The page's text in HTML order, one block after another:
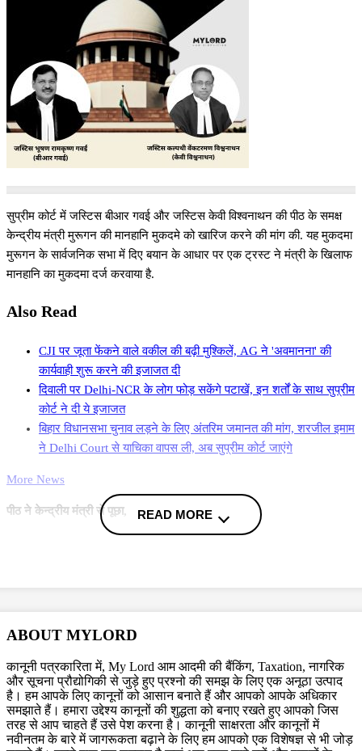
सुप्रीम कोर्ट में जस्टिस बीआर गवई और जस्टिस केवी विश्वनाथन की पीठ के समक्ष
केन्द्रीय मंत्री मुरूगन की मानहानि मुकदमे को खारिज करने की मांग की. यह मुकदमा
मुरूगन के सार्वजनिक सभा में दिए बयान के आधार पर एक ट्रस्ट ने मंत्री के खिलाफ
मानहानि का मुकदमा दर्ज करवाया है.
Also Read
CJI पर जूता फेंकने वाले वकील की बढ़ी मुश्किलें, AG ने 'अवमानना' की
कार्यवाही शुरू करने की इजाजत दी
दिवाली पर Delhi-NCR के लोग फोड़ सकेंगे पटाखें, इन शर्तों के साथ सुप्रीम
कोर्ट ने दी ये इजाजत
बिहार विधानसभा चुनाव लड़ने के लिए अंतरिम जमानत की मांग, शरजील इमाम
ने Delhi Court से याचिका वापस ली, अब सुप्रीम कोर्ट जाएंगे
More News
पीठ ने केन्द्रीय मंत्री से पूछा,
‘‘जब ​​आप राजनीति में प्रवेश करते हैं, तो आपको सभी प्रकार
की अवांछित, अनावश्यक टिप्पणी के लिए तैयार रहना चाहिए.’’
READ MORE
ABOUT MYLORD
कानूनी पत्रकारिता में, My Lord आम आदमी की बैंकिंग, Taxation, नागरिक
और सूचना प्रौद्योगिकी से जुड़े हुए प्रश्नो की समझ के लिए एक अनूठा उत्पाद
है। हम आपके लिए कानूनों को आसान बनाते हैं और आपको आपके अधिकार
समझाते हैं। हमारा उद्देश्य कानूनों की शुद्धता को बनाए रखते हुए आपको जिस
तरह से आप चाहते हैं उसे पेश करना है। कानूनी साक्षरता और कानूनों में
नवीनतम के बारे में जागरूकता बढ़ाने के लिए हम आपको एक विशेषज्ञ से भी जोड़